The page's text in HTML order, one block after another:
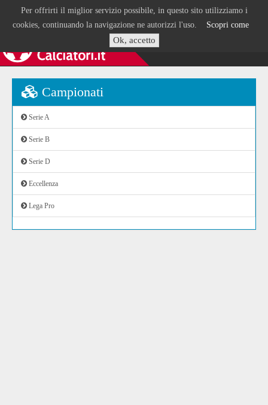
Per offrirti il miglior servizio possibile, in questo sito utilizziamo i
cookies, continuando la navigazione ne autorizzi l'uso. Scopri come
Ok, accetto
Campionati
Serie A
Serie B
Serie D
Eccellenza
Lega Pro